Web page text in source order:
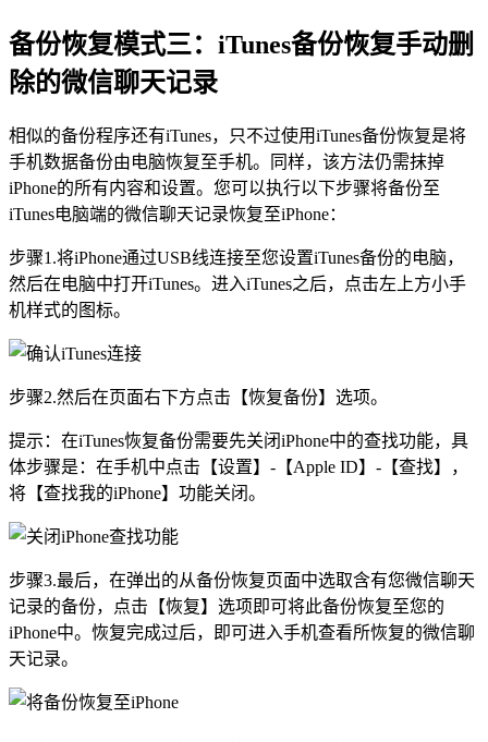
备份恢复模式三：iTunes备份恢复手动删
除的微信聊天记录
相似的备份程序还有iTunes，只不过使用iTunes备份恢复是将
手机数据备份由电脑恢复至手机。同样，该方法仍需抹掉
iPhone的所有内容和设置。您可以执行以下步骤将备份至
iTunes电脑端的微信聊天记录恢复至iPhone：
步骤1.将iPhone通过USB线连接至您设置iTunes备份的电脑，
然后在电脑中打开iTunes。进入iTunes之后，点击左上方小手
机样式的图标。
步骤2.然后在页面右下方点击【恢复备份】选项。
提示：在iTunes恢复备份需要先关闭iPhone中的查找功能，具
体步骤是：在手机中点击【设置】-【Apple ID】-【查找】，
将【查找我的iPhone】功能关闭。
步骤3.最后，在弹出的从备份恢复页面中选取含有您微信聊天
记录的备份，点击【恢复】选项即可将此备份恢复至您的
iPhone中。恢复完成过后，即可进入手机查看所恢复的微信聊
天记录。